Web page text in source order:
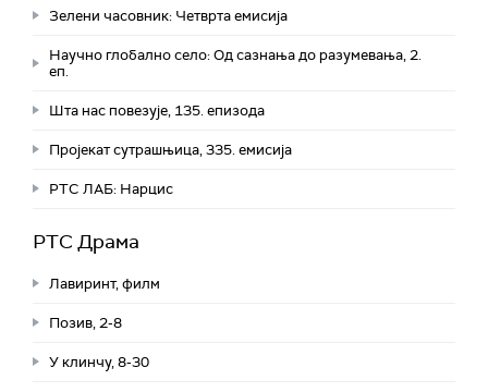
Зелени часовник: Четврта емисија
Научно глобално село: Од сазнања до разумевања, 2.
еп.
Шта нас повезује, 135. епизода
Пројекат сутрашњица, 335. емисија
РТС ЛАБ: Нарцис
РТС Драма
Лавиринт, филм
Позив, 2-8
У клинчу, 8-30